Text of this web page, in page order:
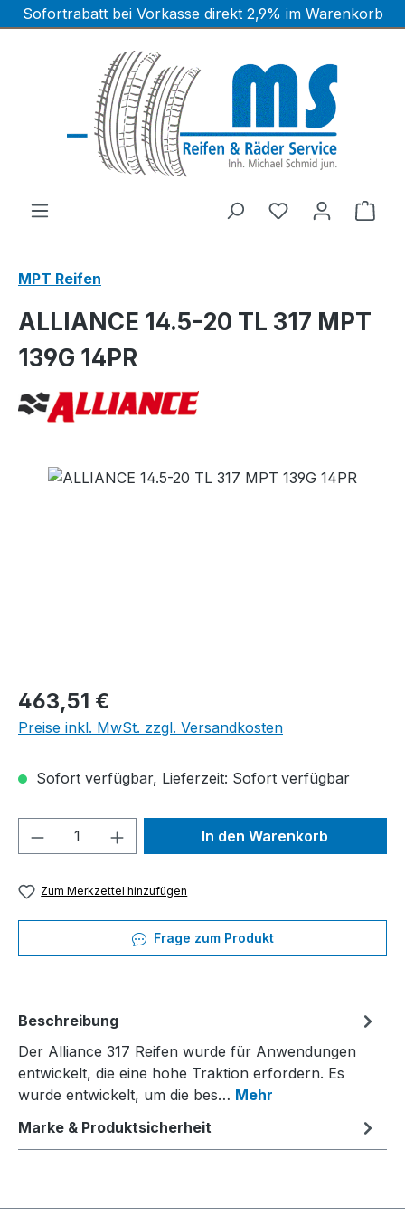
Zum Hauptinhalt springen
Sofortrabatt bei Vorkasse direkt 2,9% im Warenkorb
MPT Reifen
ALLIANCE 14.5-20 TL 317 MPT
139G 14PR
Bildergalerie überspringen
Regulärer Preis:
463,51 €
Preise inkl. MwSt. zzgl. Versandkosten
Sofort verfügbar, Lieferzeit: Sofort verfügbar
Produkt Anzahl: Gib denIn den Warenkorb
Zum Merkzettel hinzufügen
Frage zum Produkt
Beschreibung
Der Alliance 317 Reifen wurde für Anwendungen
entwickelt, die eine hohe Traktion erfordern. Es
wurde entwickelt, um die bes… Mehr
Marke & Produktsicherheit